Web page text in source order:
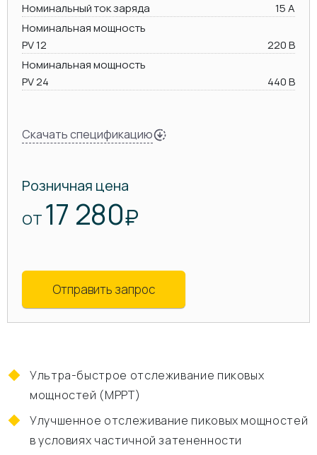
Номинальный ток заряда
15 А
Номинальная мощность
PV 12
220 В
Номинальная мощность
PV 24
440 В
Скачать спецификацию
Розничная цена
ОТ 17 280₽
Отправить запрос
Ультра-быстрое отслеживание пиковых
мощностей (MPPT)
Улучшенное отслеживание пиковых мощностей
в условиях частичной затененности